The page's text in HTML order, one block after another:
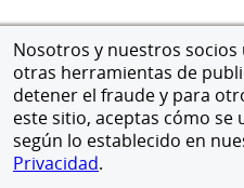
Nosotros y nuestros socios
otras herramientas de
detener el fraude y para
este sitio, aceptas cómo se
según lo establecido en
Privacidad.